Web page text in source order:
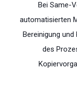
Bei Same-
automatisierten
Bereinigung
des